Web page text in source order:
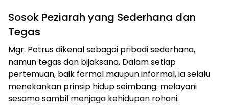
Sosok Peziarah yang Sederhana dan
Tegas
Mgr. Petrus dikenal sebagai pribadi sederhana,
namun tegas dan bijaksana. Dalam setiap
pertemuan, baik formal maupun informal, ia selalu
menekankan prinsip hidup seimbang: melayani
sesama sambil menjaga kehidupan rohani.